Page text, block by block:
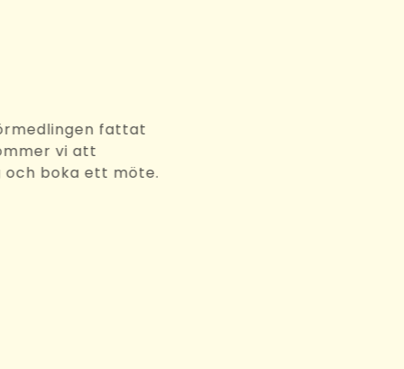
fattat
kommer vi att
dig och boka ett möte.